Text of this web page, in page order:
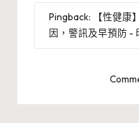
Pingback:
【性健
因，警訊及早預防 -